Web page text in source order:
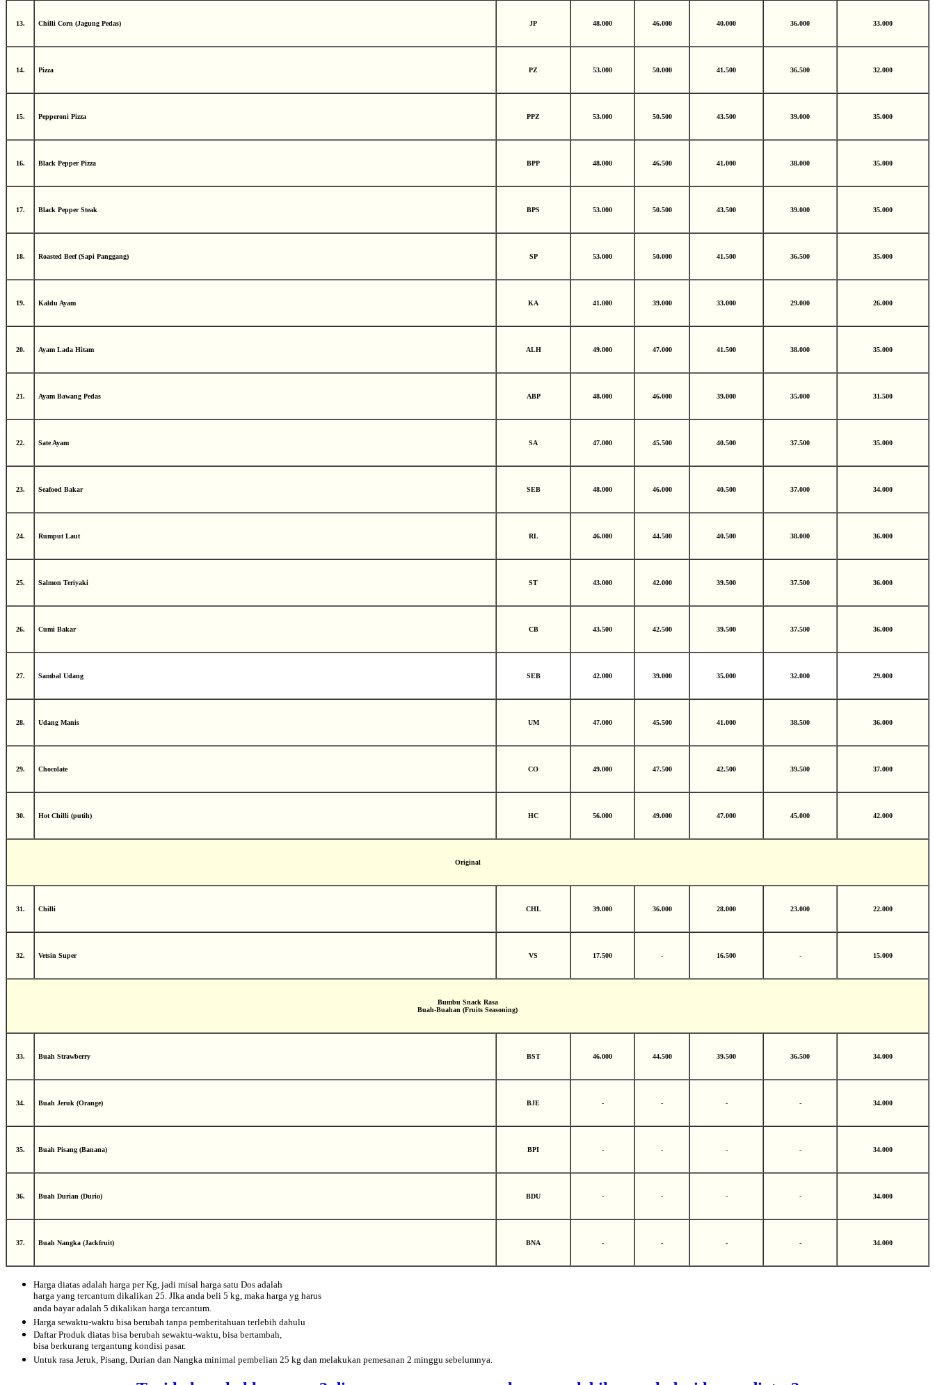
13. Chilli Corn (Jagung Pedas) JP 48.000 46.000 40.000 36.000 33.000
14. Pizza PZ 53.000 50.000 41.500 36.500 32.000
15. Pepperoni Pizza PPZ 53.000 50.500 43.500 39.000 35.000
16. Black Pepper Pizza BPP 48.000 46.500 41.000 38.000 35.000
17. Black Pepper Steak BPS 53.000 50.500 43.500 39.000 35.000
18. Roasted Beef (Sapi Panggang) SP 53.000 50.000 41.500 36.500 35.000
19. Kaldu Ayam KA 41.000 39.000 33.000 29.000 26.000
20. Ayam Lada Hitam ALH 49.000 47.000 41.500 38.000 35.000
21. Ayam Bawang Pedas ABP 48.000 46.000 39.000 35.000 31.500
22. Sate Ayam SA 47.000 45.500 40.500 37.500 35.000
23. Seafood Bakar SEB 48.000 46.000 40.500 37.000 34.000
24. Rumput Laut RL 46.000 44.500 40.500 38.000 36.000
25. Salmon Teriyaki ST 43.000 42.000 39.500 37.500 36.000
26. Cumi Bakar CB 43.500 42.500 39.500 37.500 36.000
27. Sambal Udang SEB 42.000 39.000 35.000 32.000 29.000
28. Udang Manis UM 47.000 45.500 41.000 38.500 36.000
29. Chocolate CO 49.000 47.500 42.500 39.500 37.000
30. Hot Chilli (putih) HC 56.000 49.000 47.000 45.000 42.000
Original
31. Chilli CHL 39.000 36.000 28.000 23.000 22.000
32. Vetsin Super VS 17.500 - 16.500 - 15.000
Bumbu Snack Rasa
Buah-Buahan (Fruits Seasoning)
33. Buah Strawberry BST 46.000 44.500 39.500 36.500 34.000
34. Buah Jeruk (Orange) BJE - - - - 34.000
35. Buah Pisang (Banana) BPI - - - - 34.000
36. Buah Durian (Durio) BDU - - - - 34.000
37. Buah Nangka (Jackfruit) BNA - - - - 34.000
Harga diatas adalah harga per Kg, jadi misal harga satu Dos adalah
harga yang tercantum dikalikan 25. JIka anda beli 5 kg, maka harga yg harus
anda bayar adalah 5 dikalikan harga tercantum.
Harga sewaktu-waktu bisa berubah tanpa pemberitahuan terlebih dahulu
Daftar Produk diatas bisa berubah sewaktu-waktu, bisa bertambah,
bisa berkurang tergantung kondisi pasar.
Untuk rasa Jeruk, Pisang, Durian dan Nangka minimal pembelian 25 kg dan melakukan pemesanan 2 minggu sebelumnya.